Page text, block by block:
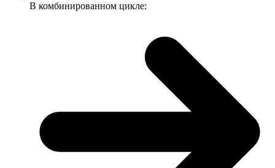
В комбинированном цикле: